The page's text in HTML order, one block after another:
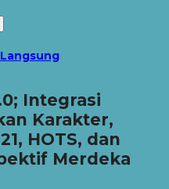
Integrasi
Karakter,
HOTS, dan
Merdeka